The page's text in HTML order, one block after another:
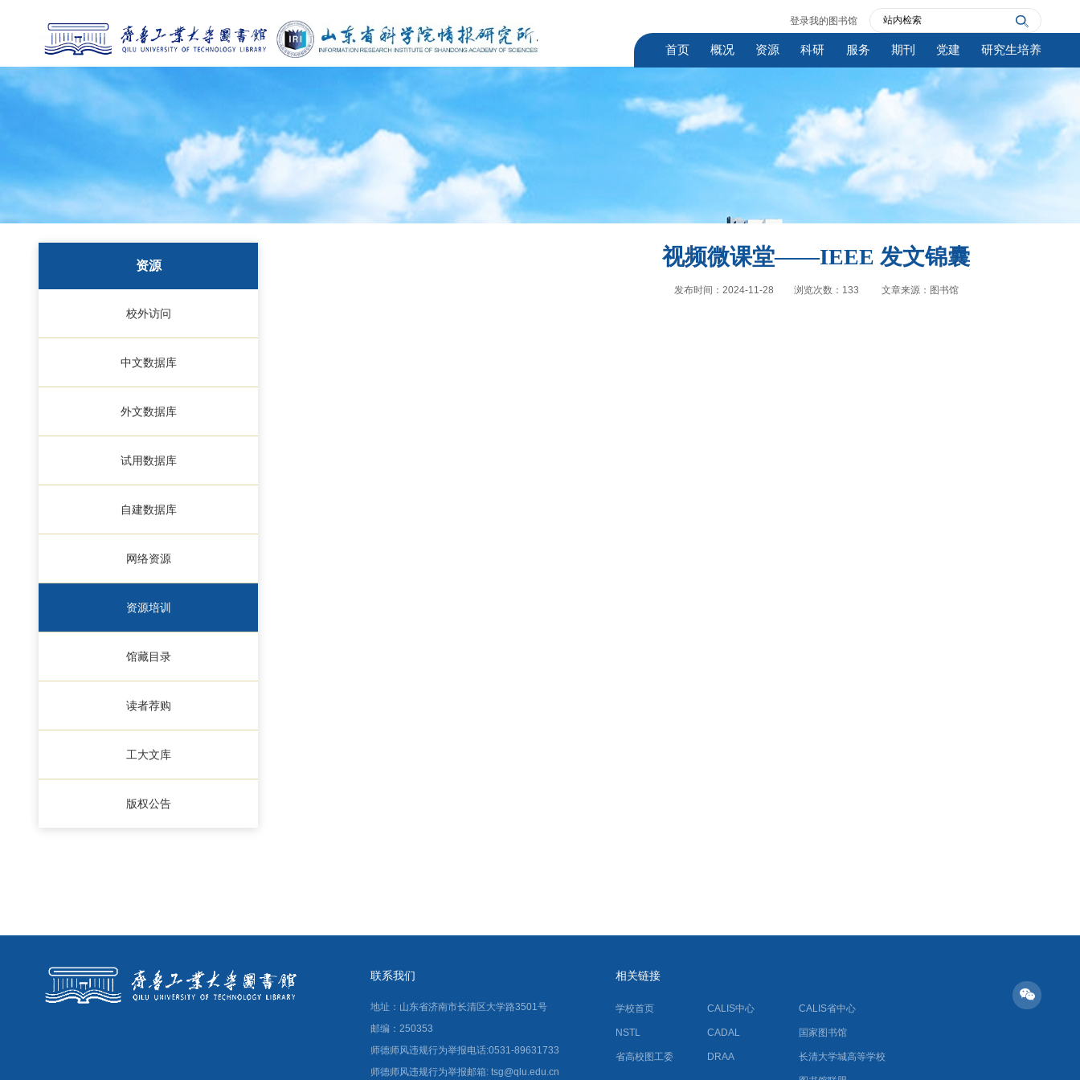
登录我的图书馆
首页 概况 资源 科研 服务 期刊 党建 研究生培养
资源
校外访问
中文数据库
外文数据库
试用数据库
自建数据库
网络资源
资源培训
馆藏目录
读者荐购
工大文库
版权公告
视频微课堂——IEEE 发文锦囊
发布时间：2024-11-28 浏览次数： 133 文章来源：图书馆
联系我们
地址：山东省济南市长清区大学路3501号
邮编：250353
师德师风违规行为举报电话:0531-89631733
师德师风违规行为举报邮箱: tsg@qlu.edu.cn
相关链接
学校首页 CALIS中心 CALIS省中心
NSTL CADAL 国家图书馆
省高校图工委 DRAA 长清大学城高等学校